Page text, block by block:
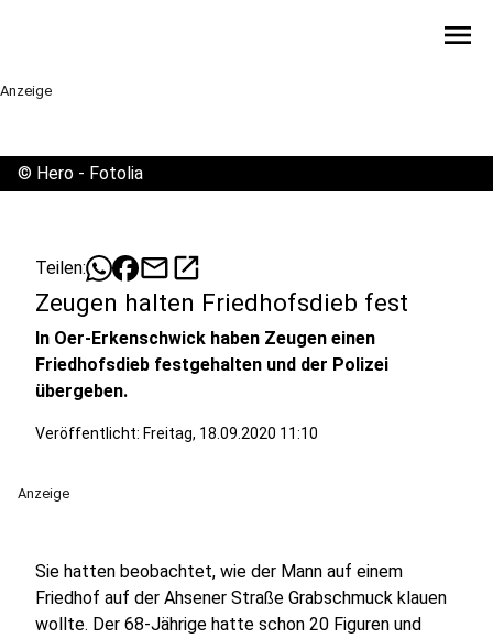
menu
Anzeige
© Hero - Fotolia
Teilen: mailopen_in_new
Zeugen halten Friedhofsdieb fest
In Oer-Erkenschwick haben Zeugen einen
Friedhofsdieb festgehalten und der Polizei
übergeben.
Veröffentlicht: Freitag, 18.09.2020 11:10
Anzeige
Sie hatten beobachtet, wie der Mann auf einem
Friedhof auf der Ahsener Straße Grabschmuck klauen
wollte. Der 68-Jährige hatte schon 20 Figuren und